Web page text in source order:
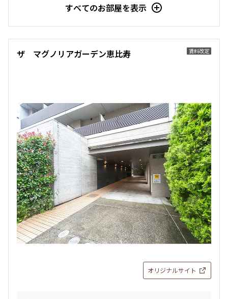
専任物件
入居可能日
より詳細な絞り込み
建物施設やお部屋の設備、方位、階数などの絞り込みが
できます
すべてのお部屋を表示
賃料改定
ザ マグノリアガーデン恵比寿
オリジナルサイト